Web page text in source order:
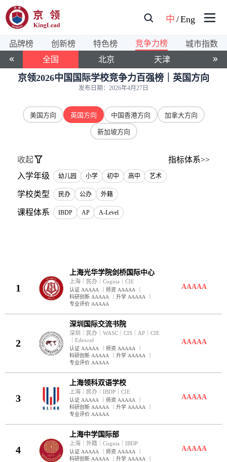
中 /Eng
京领2026中国国际学校竞争力百强榜｜英国方向
发布日期： 2026年4月27日
品牌榜 创新榜 特色榜 竞争力榜
城市指数
全国
北京 天津 上海
指标体系>>
收起
入学年级
幼儿园 小学 初中 高中 艺术
学校类型 民办 公办 外籍
课程体系 IBDP AP A-Level
美国方向 英国方向 中国香港方向 加拿大方向
新加坡方向
京领2026中国国际学校竞争力百强榜｜英国方向，共 100 条结
1
上海光华学院剑桥国际中心
上海 民办 ｜Cognia ｜CIE
认证 AAAAA 师资 AAAAA
科研创新 AAAAA
｜升学 AAAAA
专业评价 AAAAA
AAAAA
2
深圳国际交流书院
深圳 民办 ｜WASC ｜CIS AP ｜CIE
｜Edexcel
认证 AAAAA 师资 AAAAA
科研创新 AAAAA
｜升学 AAAAA
专业评价 AAAAA
AAAAA
3
上海领科双语学校
上海 民办 ｜IBDP ｜CIE
认证 AAAAA 师资 AAAAA
科研创新 AAAAA
｜升学 AAAAA
专业评价 AAAAA
AAAAA
4
上海中学国际部
上海 ｜外籍 ｜Cognia ｜IBDP
认证 AAAAA 师资 AAAAA
科研创新 AAAAA
｜升学 AAAAA
AAAAA